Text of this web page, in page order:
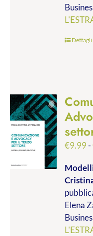
Dettagli
€9.99-
Elena